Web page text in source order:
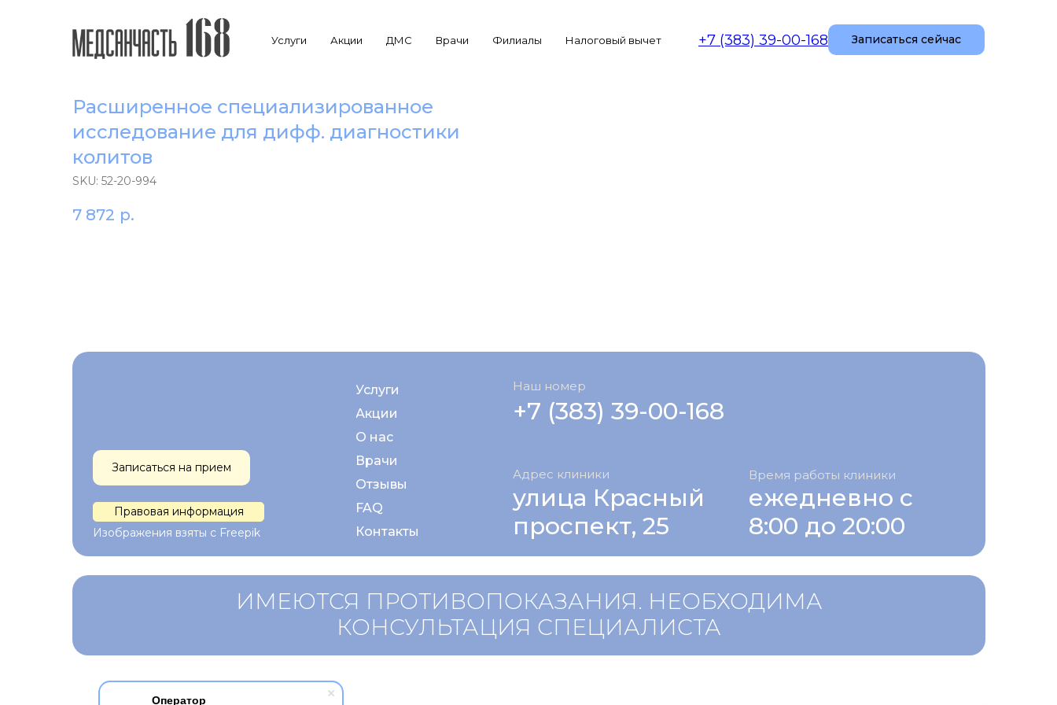
Оператор
Услуги Акции ДМС Врачи Филиалы Налоговый вычет +7 (383) 39-00-168 Записаться сейчас
Расширенное специализированное
исследование для дифф. диагностики
колитов
SKU: 52-20-994
7 872 р.
Услуги
Правовая информация
Акции
Врачи
О нас
+7 (383) 39-00-168
Отзывы
FAQ
Контакты
Наш номер
ежедневно с
8:00 до 20:00
Время работы клиники
Адрес клиники
улица Красный
проспект, 25
Записаться на прием
Изображения взяты с Freepik
ИМЕЮТСЯ ПРОТИВОПОКАЗАНИЯ. НЕОБХОДИМА
КОНСУЛЬТАЦИЯ СПЕЦИАЛИСТА